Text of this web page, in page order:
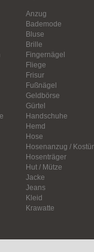
Anzug
Bademode
Bluse
Brille
Fingernägel
Fliege
Frisur
Fußnägel
Geldbörse
Gürtel
Handschuhe
Hemd
Hose
Hosenanzug /
Hosenträger
Hut / Mütze
Jacke
Jeans
Kleid
Krawatte